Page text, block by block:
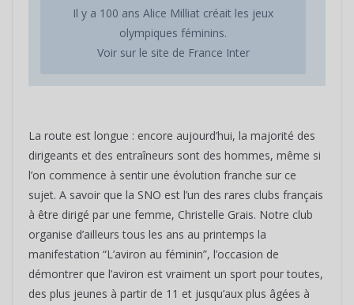
Il y a 100 ans Alice Milliat créait les jeux
olympiques féminins.
Voir sur le site de France Inter
La route est longue : encore aujourd’hui, la majorité des
dirigeants et des entraîneurs sont des hommes, même si
l’on commence à sentir une évolution franche sur ce
sujet. A savoir que la SNO est l’un des rares clubs français
à être dirigé par une femme, Christelle Grais. Notre club
organise d’ailleurs tous les ans au printemps la
manifestation “L’aviron au féminin”, l’occasion de
démontrer que l’aviron est vraiment un sport pour toutes,
des plus jeunes à partir de 11 et jusqu’aux plus âgées à